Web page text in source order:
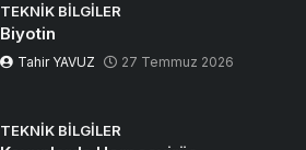
TEKNIK BILGILER
Biyotin
Tahir YAVUZ 27 Temmuz 2026
TEKNIK BILGILER